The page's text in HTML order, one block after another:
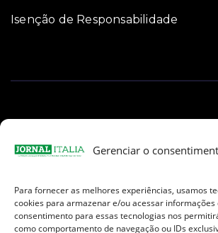
Gerenciar o
Para fornecer as melhores experiências, usamos
cookies para armazenar e/ou acessar informações
consentimento para essas tecnologias nos
como comportamento de navegação ou IDs
Isenção de Responsabilidade
Facebook
Instagram
TikTok